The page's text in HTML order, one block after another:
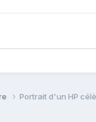
Portrait d'un HP